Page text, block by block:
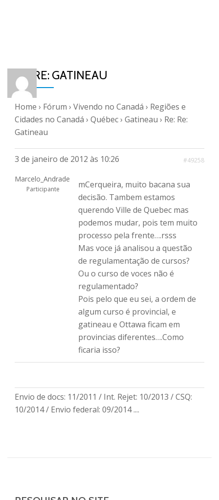
RE: RE: GATINEAU
Home › Fórum › Vivendo no Canadá › Regiões e
Cidades no Canadá › Québec› Gatineau › Re: Re:
Gatineau
3 de janeiro de 2012 às 10:26 #49258
Marcelo_Andrade
Participante
mCerqueira, muito bacana sua
decisão. Tambem estamos
querendo Ville de Quebec mas
podemos mudar, pois tem muito
processo pela frente….rsss
Mas voce já analisou a questão
de regulamentação de cursos?
Ou o curso de voces não é
regulamentado?
Pois pelo que eu sei, a ordem de
algum curso é provincial, e
gatineau e Ottawa ficam em
provincias diferentes….Como
ficaria isso?
Envio de docs: 11/2011 / Int. Rejet: 10/2013 / CSQ:
10/2014 / Envio federal: 09/2014 ....